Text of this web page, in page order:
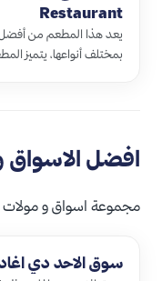
Restaurant
يعد هذا المطعم من أفضل
بمختلف أنواعها، يتميز
افضل الاسواق
مجموعة اسواق و مولات
سوق الاحد دي